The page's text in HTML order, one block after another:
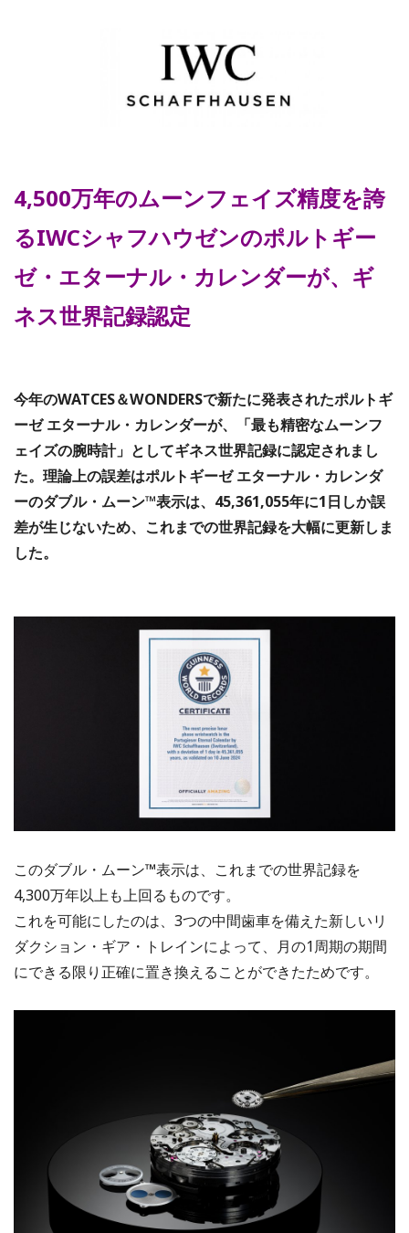
4,500万年のムーンフェイズ精度を誇
るIWCシャフハウゼンのポルトギー
ゼ・エターナル・カレンダーが、ギ
ネス世界記録認定
今年のWATCES＆WONDERSで新たに発表されたポルトギ
ーゼ エターナル・カレンダーが、「最も精密なムーンフ
ェイズの腕時計」としてギネス世界記録に認定されまし
た。理論上の誤差はポルトギーゼ エターナル・カレンダ
ーのダブル・ムーン™表示は、45,361,055年に1日しか誤
差が生じないため、これまでの世界記録を大幅に更新しま
した。
このダブル・ムーン™表示は、これまでの世界記録を
4,300万年以上も上回るものです。
これを可能にしたのは、3つの中間歯車を備えた新しいリ
ダクション・ギア・トレインによって、月の1周期の期間
にできる限り正確に置き換えることができたためです。